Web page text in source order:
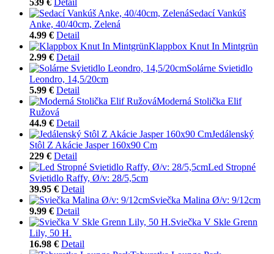
Sedací Vankúš
Anke, 40/40cm, Zelená
4.99 € Detail
Klappbox Knut In Mintgrün
2.99 € Detail
Solárne Svietidlo
Leondro, 14,5/20cm
5.99 € Detail
Moderná Stolička Elif
Ružová
44.9 € Detail
Jedálenský
Stôl Z Akácie Jasper 160x90 Cm
229 € Detail
Led Stropné
Svietidlo Raffy, Ø/v: 28/5,5cm
39.95 € Detail
Sviečka Malina Ø/v: 9/12cm
9.99 € Detail
Sviečka V Skle Grenn
Lily, 50 H.
16.98 € Detail